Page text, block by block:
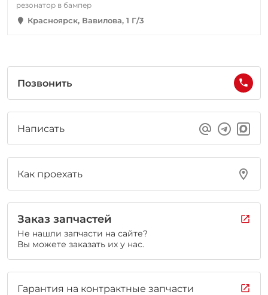
резонатор в бампер
Красноярск, Вавилова, 1 Г/3
Позвонить
Написать
Как проехать
Заказ запчастей
Не нашли запчасти на сайте?
Вы можете заказать их у нас.
Гарантия на контрактные запчасти